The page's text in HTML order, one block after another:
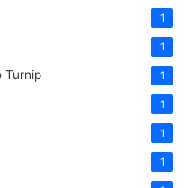
1
1
Turnip 1
1
1
1